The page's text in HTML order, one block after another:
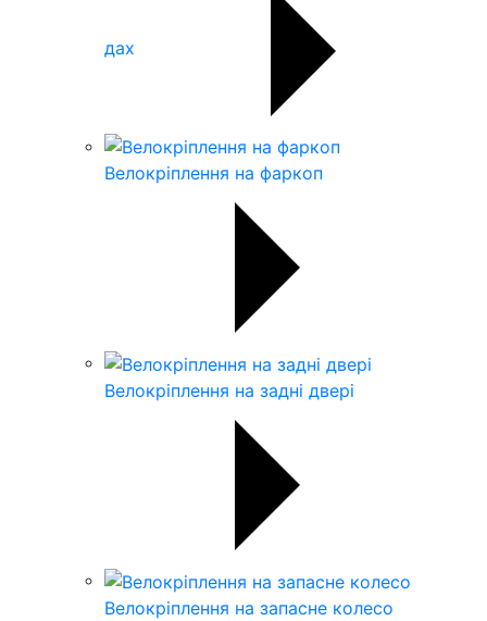
дах
Велокріплення на фаркоп
Велокріплення на задні двері
Велокріплення на запасне колесо